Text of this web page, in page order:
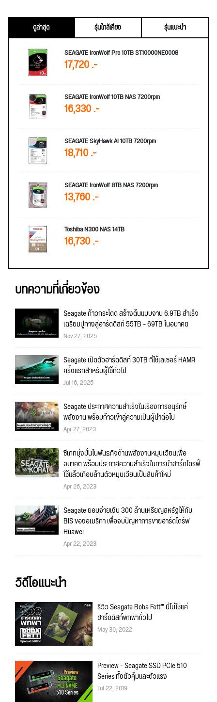
ดูล่าสุด รุ่นใกล้เคียง
รุ่นแนะนำ
SEAGATE IronWolf Pro 10TB ST10000NE0008
17,720 .-
SEAGATE IronWolf 10TB NAS 7200rpm
16,330 .-
SEAGATE SkyHawk AI 10TB 7200rpm
18,710 .-
SEAGATE IronWolf 8TB NAS 7200rpm
13,760 .-
Toshiba N300 NAS 14TB
16,730 .-
บทความที่เกี่ยวข้อง
Seagate ก้าวกระโดด สร้างต้นแบบจาน 6.9TB สำเร็จ
เตรียมปูทางสู่ฮาร์ดดิสก์ 55TB – 69TB ในอนาคต
Nov 27, 2025
Seagate เปิดตัวฮาร์ดดิสก์ 30TB ที่ใช้เลเซอร์ HAMR
ครั้งแรกสำหรับผู้ใช้ทั่วไป
Jul 16, 2025
Seagate ประกาศความสำเร็จในเรื่องการอนุรักษ์
พลังงาน พร้อมก้าวเข้าสู่ความเป็นผู้นำต่อไป
Apr 27, 2023
ซีเกทมุ่งมั่นในพันธกิจด้านพลังงานหมุนเวียนเพื่อ
อนาคต พร้อมประกาศความสำเร็จในการนำฮาร์ดไดรฟ์
ใช้แล้วเกือบล้านตัวหมุนเวียนเป็นสินค้าใหม่
Apr 26, 2023
Seagate ยอมจ่ายเงิน 300 ล้านเหรียญสหรัฐให้กับ
BIS ของอเมริกา เพื่อจบปัญหาการขายฮาร์ดไดร์ฟ
Huawei
Apr 22, 2023
วิดีโอแนะนำ
รีวิว Seagate Boba Fett™ นี่ไม่ใช่แค่
ฮาร์ดดิสก์พกพาทั่วไป
May 30, 2022
Preview - Seagate SSD PCIe 510
Series ทั้งตัวคุ้มและตัวแรง
Jul 22, 2019